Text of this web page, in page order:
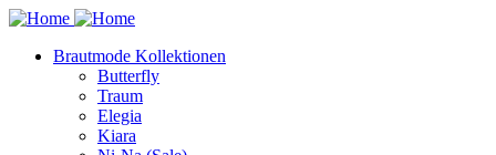
Brautmode Kollektionen
Butterfly
Traum
Elegia
Kiara